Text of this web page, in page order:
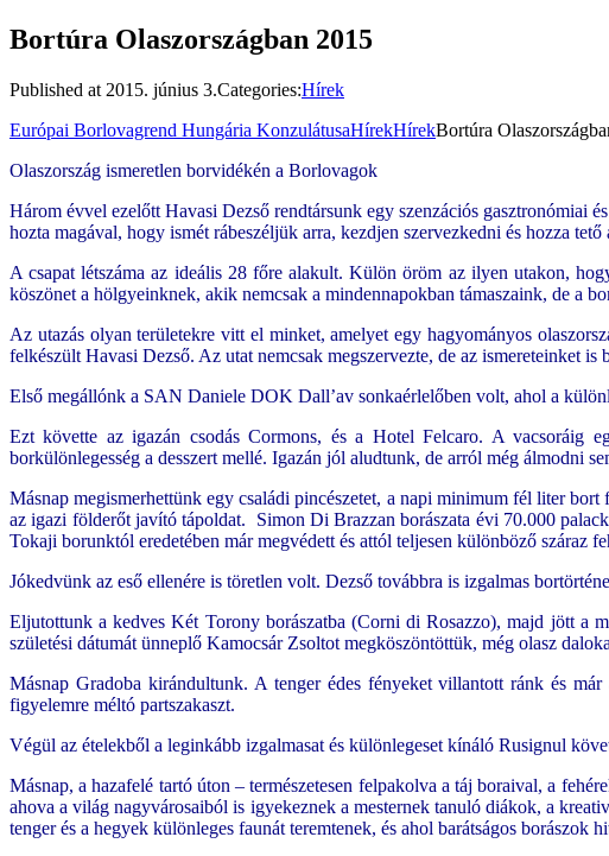
Bortúra Olaszországban 2015
Published at 2015. június 3.Categories:Hírek
Európai Borlovagrend Hungária KonzulátusaHírekHírekBortúra
Olaszország ismeretlen borvidékén a Borlovagok
Három évvel ezelőtt Havasi Dezső rendtársunk egy szenzációs gasztronómiai
hozta magával, hogy ismét rábeszéljük arra, kezdjen szervezkedni és hozza
A csapat létszáma az ideális 28 főre alakult. Külön öröm az ilyen utakon,
köszönet a hölgyeinknek, akik nemcsak a mindennapokban támaszaink, de a
Az utazás olyan területekre vitt el minket, amelyet egy hagyományos
felkészült Havasi Dezső. Az utat nemcsak megszervezte, de az ismereteinket
Első megállónk a SAN Daniele DOK Dall’av sonkaérlelőben volt, ahol a
Ezt követte az igazán csodás Cormons, és a Hotel Felcaro. A vacsoráig
borkülönlegesség a desszert mellé. Igazán jól aludtunk, de arról még álmodni
Másnap megismerhettünk egy családi pincészetet, a napi minimum fél liter
az igazi földerőt javító tápoldat. Simon Di Brazzan borászata évi 70.000
Tokaji borunktól eredetében már megvédett és attól teljesen különböző száraz
Jókedvünk az eső ellenére is töretlen volt. Dezső továbbra is izgalmas
Eljutottunk a kedves Két Torony borászatba (Corni di Rosazzo), majd jött a
születési dátumát ünneplő Kamocsár Zsoltot megköszöntöttük, még olasz
Másnap Gradoba kirándultunk. A tenger édes fényeket villantott ránk és
figyelemre méltó partszakaszt.
Végül az ételekből a leginkább izgalmasat és különlegeset kínáló Rusignul
Másnap, a hazafelé tartó úton – természetesen felpakolva a táj boraival, a
ahova a világ nagyvárosaiból is igyekeznek a mesternek tanuló diákok, a
tenger és a hegyek különleges faunát teremtenek, és ahol barátságos